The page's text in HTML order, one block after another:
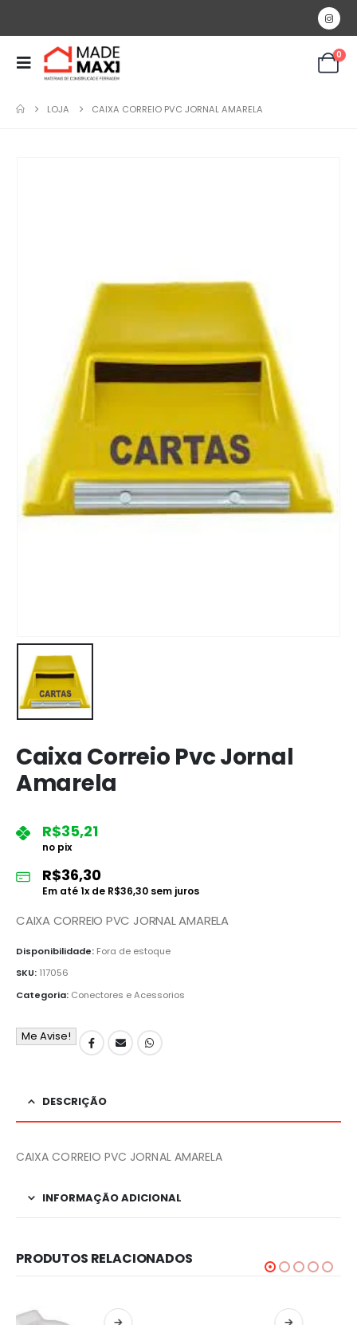
0
LOJA CAIXA CORREIO PVC JORNAL AMARELA
Caixa Correio Pvc Jornal
Amarela
R$35,21
no pix
R$36,30
Em até1x de R$36,30 sem juros
CAIXA CORREIO PVC JORNAL AMARELA
Disponibilidade: Fora de estoque
SKU: 117056
Categoria: Conectores e Acessorios
Me Avise!
DESCRIÇÃO
CAIXA CORREIO PVC JORNAL AMARELA
INFORMAÇÃO ADICIONAL
PRODUTOS RELACIONADOS